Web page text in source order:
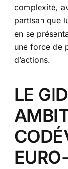
complexité,
partisan que
en se
une force de
d’actions.
LE